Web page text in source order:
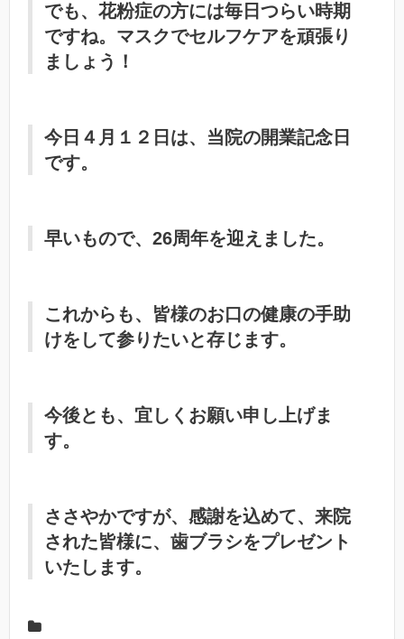
でも、花粉症の方には毎日つらい時期
ですね。マスクでセルフケアを頑張り
ましょう！
今日４月１２日は、当院の開業記念日
です。
早いもので、 26周年を迎えました。
これからも、皆様のお口の健康の手助
けをして参りたいと存じます。
今後とも、宜しくお願い申し上げま
す。
ささやかですが、感謝を込めて、来院
された皆様に、歯ブラシをプレゼント
いたします。